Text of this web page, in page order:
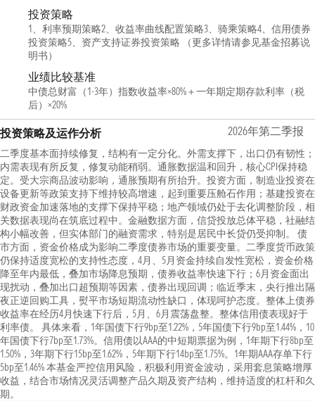
投资策略
1、利率预期策略2、收益率曲线配置策略3、骑乘策略4、信用债券
投资策略5、资产支持证券投资策略 （更多详情请参见基金招募说
明书）
业绩比较基准
中债总财富（1-3年）指数收益率×80%＋一年期定期存款利率（税
后）×20%
投资策略及运作分析 2026年第二季报
二季度基本面持续修复，结构有一定分化。外需支撑下，出口仍有韧性；
内需表现有所反复，修复动能稍弱。通胀数据温和回升，核心CPI保持稳
定。受大宗商品波动影响，通胀预期有所抬升。投资方面，制造业投资在
设备更新等政策支持下维持较高增速，起到重要压舱石作用；基建投资在
财政资金加速落地的支撑下保持平稳；地产领域仍处于去化调整阶段，相
关数据表现尚在筑底过程中。金融数据方面，信贷投放总体平稳，社融结
构小幅改善，但实体部门的融资需求，特别是居民中长贷仍受抑制。 债
市方面，资金价格成为影响二季度债券市场的重要变量。二季度货币政策
仍保持适度宽松的支持性态度，4月、5月资金持续自发性宽松，资金价格
降至年内最低，叠加市场降息预期，债券收益率快速下行；6月资金面出
现扰动，叠加出口超预期等因素，债券出现回调；临近季末，央行推出隔
夜正逆回购工具，熨平市场短期流动性缺口，体现呵护态度。整体上债券
收益率在经历4月快速下行后，5月、6月震荡盘整。整体信用债表现好于
利率债。 具体来看，1年国债下行9bp至1.22%，5年国债下行9bp至1.44%，10
年国债下行7bp至1.73%。信用债以AAA的中短期票据为例，1年期下行8bp至
1.50%，3年期下行15bp至1.62%，5年期下行14bp至1.75%。1年期AAA存单下行
5bp至1.46% 本基金严控信用风险，积极利用资金波动，采用套息策略增厚
收益，结合市场情况灵活调整产品久期及资产结构，维持适度的杠杆和久
期。